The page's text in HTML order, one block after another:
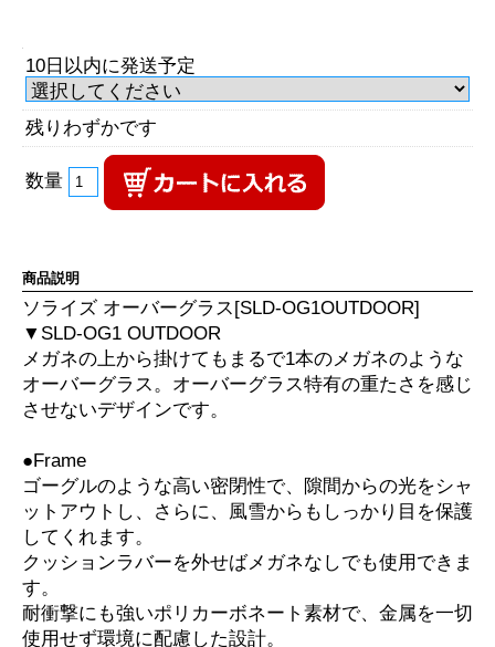
10日以内に発送予定
残りわずかです
数量
商品説明
ソライズ オーバーグラス[SLD-OG1OUTDOOR]
▼SLD-OG1 OUTDOOR
メガネの上から掛けてもまるで1本のメガネのような
オーバーグラス。オーバーグラス特有の重たさを感じ
させないデザインです。
●Frame
ゴーグルのような高い密閉性で、隙間からの光をシャ
ットアウトし、さらに、風雪からもしっかり目を保護
してくれます。
クッションラバーを外せばメガネなしでも使用できま
す。
耐衝撃にも強いポリカーボネート素材で、金属を一切
使用せず環境に配慮した設計。